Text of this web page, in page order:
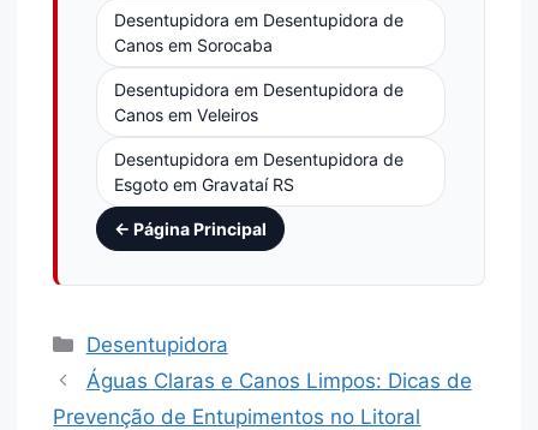
Desentupidora em Desentupidora de
Canos em Sorocaba
Desentupidora em Desentupidora de
Canos em Veleiros
Desentupidora em Desentupidora de
Esgoto em Gravataí RS
← Página Principal
Desentupidora
Águas Claras e Canos Limpos: Dicas de
Prevenção de Entupimentos no Litoral